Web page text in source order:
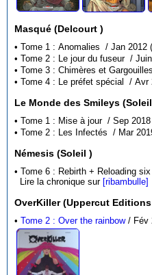
Masqué (Delcourt )
Le Monde des Smileys
Némesis (Soleil )
Lire la chronique sur [ribambulle]
OverKiller (Uppercut
•Tome 2 : Over the rainbow